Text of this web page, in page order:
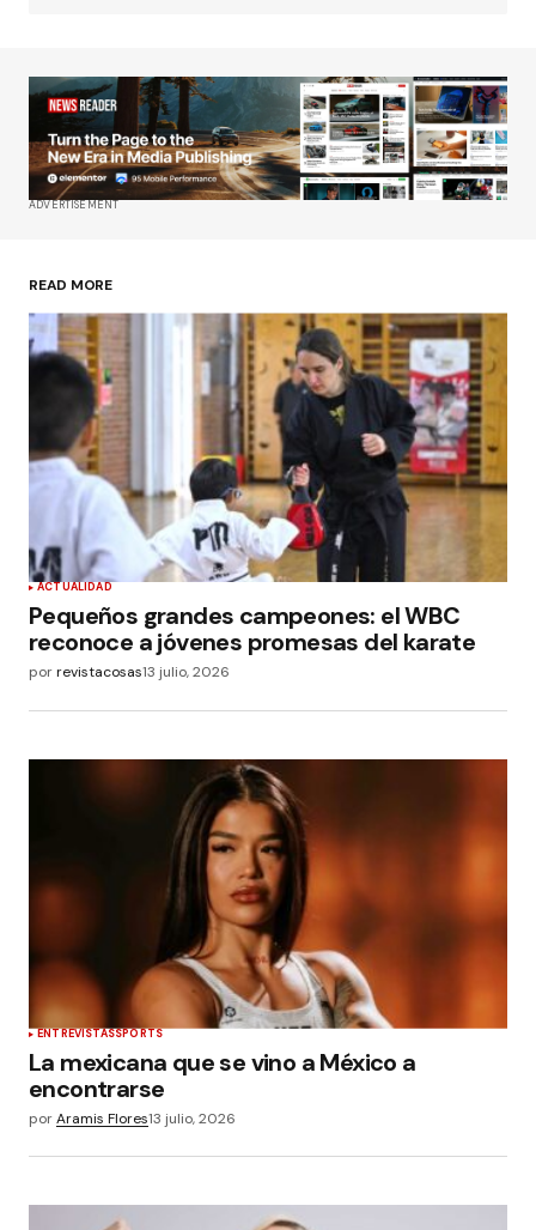
ADVERTISEMENT
READ MORE
ACTUALIDAD
Pequeños grandes campeones: el WBC
reconoce a jóvenes promesas del karate
porrevistacosas13 julio, 2026
ENTREVISTASSPORTS
La mexicana que se vino a México a
encontrarse
porAramis Flores13 julio, 2026